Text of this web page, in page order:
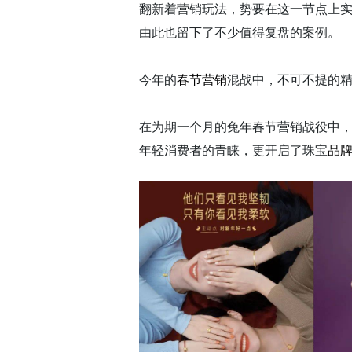
翻新着营销玩法，势要在这一节点上
由此也留下了不少值得复盘的案例。
今年的春节营销混战中，不可不提的
在为期一个月的兔年春节营销战役中
年轻消费者的青睐，更开启了珠宝品